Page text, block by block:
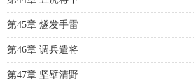
第45章 燧发手雷
第46章 调兵遣将
第47章 坚壁清野